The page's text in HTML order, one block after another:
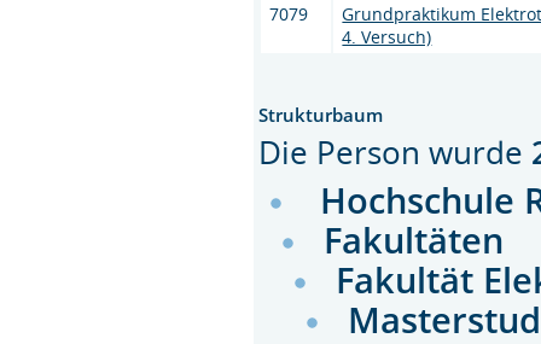
7079
Grundpraktikum
4. Versuch)
Strukturbaum
Die Person wurde
Hochschule
Fakultäten
Fakultät